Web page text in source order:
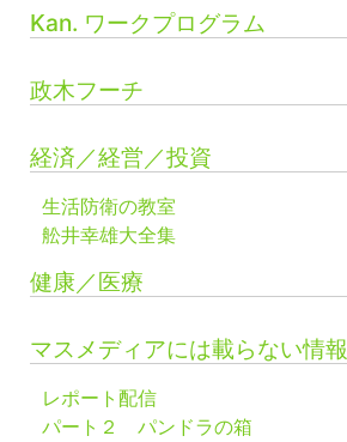
Kan. ワークプログラム
政木フーチ
経済／経営／投資
生活防衛の教室
舩井幸雄大全集
健康／医療
マスメディアには載らない情報
レポート配信
パート２ パンドラの箱